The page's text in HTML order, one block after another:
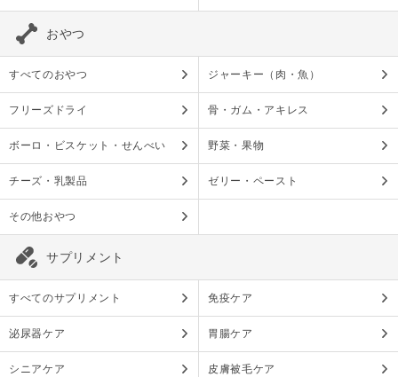
おやつ
すべてのおやつ ジャーキー（肉・魚）
フリーズドライ 骨・ガム・アキレス
ボーロ・ビスケット・せんべい 野菜・果物
チーズ・乳製品 ゼリー・ペースト
その他おやつ
サプリメント
すべてのサプリメント 免疫ケア
泌尿器ケア 胃腸ケア
シニアケア 皮膚被毛ケア